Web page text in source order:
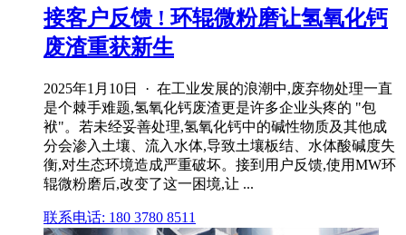
接客户反馈 ! 环辊微粉磨让氢氧化钙
废渣重获新生
2025年1月10日 · 在工业发展的浪潮中,废弃物处理一直
是个棘手难题,氢氧化钙废渣更是许多企业头疼的 "包
袱"。若未经妥善处理,氢氧化钙中的碱性物质及其他成
分会渗入土壤、流入水体,导致土壤板结、水体酸碱度失
衡,对生态环境造成严重破坏。接到用户反馈,使用MW环
辊微粉磨后,改变了这一困境,让 ...
联系电话: 180 3780 8511